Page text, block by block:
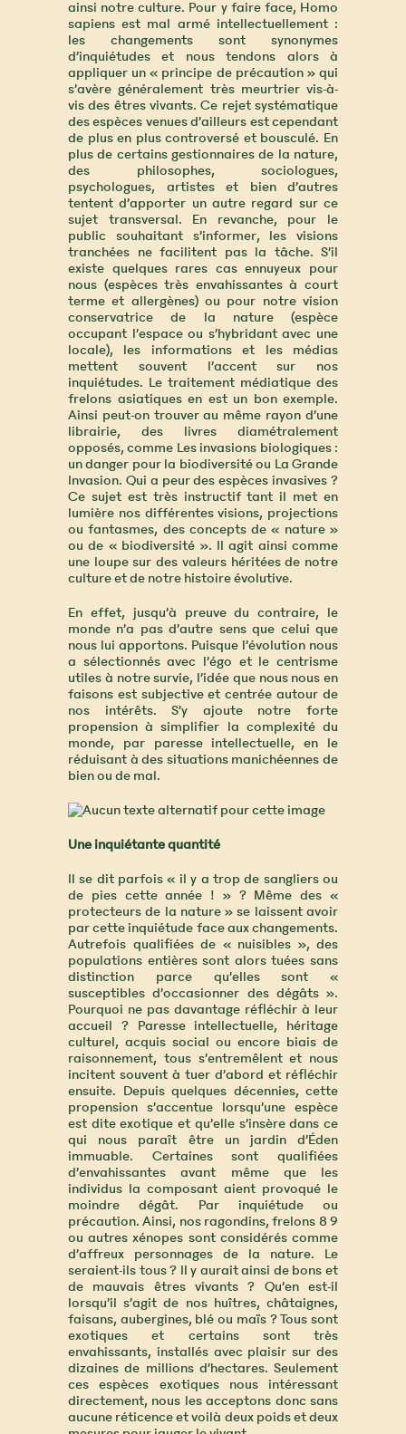
ainsi notre culture. Pour y faire face, Homo
sapiens est mal armé intellectuellement :
les changements sont synonymes
d’inquiétudes et nous tendons alors à
appliquer un « principe de précaution » qui
s’avère généralement très meurtrier vis-à-
vis des êtres vivants. Ce rejet systématique
des espèces venues d’ailleurs est cependant
de plus en plus controversé et bousculé. En
plus de certains gestionnaires de la nature,
des philosophes, sociologues,
psychologues, artistes et bien d’autres
tentent d’apporter un autre regard sur ce
sujet transversal. En revanche, pour le
public souhaitant s’informer, les visions
tranchées ne facilitent pas la tâche. S’il
existe quelques rares cas ennuyeux pour
nous (espèces très envahissantes à court
terme et allergènes) ou pour notre vision
conservatrice de la nature (espèce
occupant l’espace ou s’hybridant avec une
locale), les informations et les médias
mettent souvent l’accent sur nos
inquiétudes. Le traitement médiatique des
frelons asiatiques en est un bon exemple.
Ainsi peut-on trouver au même rayon d’une
librairie, des livres diamétralement
opposés, comme Les invasions biologiques :
un danger pour la biodiversité ou La Grande
Invasion. Qui a peur des espèces invasives ?
Ce sujet est très instructif tant il met en
lumière nos différentes visions, projections
ou fantasmes, des concepts de « nature »
ou de « biodiversité ». Il agit ainsi comme
une loupe sur des valeurs héritées de notre
culture et de notre histoire évolutive.
En effet, jusqu’à preuve du contraire, le
monde n’a pas d’autre sens que celui que
nous lui apportons. Puisque l’évolution nous
a sélectionnés avec l’égo et le centrisme
utiles à notre survie, l’idée que nous nous en
faisons est subjective et centrée autour de
nos intérêts. S’y ajoute notre forte
propension à simplifier la complexité du
monde, par paresse intellectuelle, en le
réduisant à des situations manichéennes de
bien ou de mal.
Une inquiétante quantité
Il se dit parfois « il y a trop de sangliers ou
de pies cette année ! » ? Même des «
protecteurs de la nature » se laissent avoir
par cette inquiétude face aux changements.
Autrefois qualifiées de « nuisibles », des
populations entières sont alors tuées sans
distinction parce qu’elles sont «
susceptibles d’occasionner des dégâts ».
Pourquoi ne pas davantage réfléchir à leur
accueil ? Paresse intellectuelle, héritage
culturel, acquis social ou encore biais de
raisonnement, tous s’entremêlent et nous
incitent souvent à tuer d’abord et réfléchir
ensuite. Depuis quelques décennies, cette
propension s’accentue lorsqu’une espèce
est dite exotique et qu’elle s’insère dans ce
qui nous paraît être un jardin d’Éden
immuable. Certaines sont qualifiées
d’envahissantes avant même que les
individus la composant aient provoqué le
moindre dégât. Par inquiétude ou
précaution. Ainsi, nos ragondins, frelons 8 9
ou autres xénopes sont considérés comme
d’affreux personnages de la nature. Le
seraient-ils tous ? Il y aurait ainsi de bons et
de mauvais êtres vivants ? Qu’en est-il
lorsqu’il s’agit de nos huîtres, châtaignes,
faisans, aubergines, blé ou maïs ? Tous sont
exotiques et certains sont très
envahissants, installés avec plaisir sur des
dizaines de millions d’hectares. Seulement
ces espèces exotiques nous intéressant
directement, nous les acceptons donc sans
aucune réticence et voilà deux poids et deux